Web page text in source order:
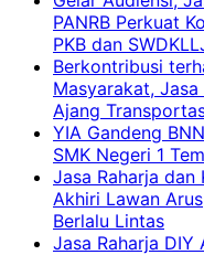
PANRB Perkuat
PKB dan
Berkontribusi
Masyarakat, Jasa
Ajang
YIA Gandeng
SMK Negeri 1
Jasa Raharja
Akhiri Lawan
Berlalu Lintas
Jasa Raharja DIY